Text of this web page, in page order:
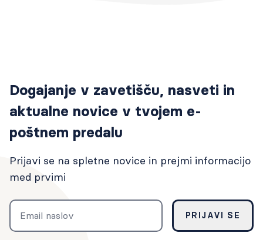
Dogajanje v zavetišču, nasveti in
aktualne novice v tvojem e-
poštnem predalu
Prijavi se na spletne novice in prejmi informacijo
med prvimi
Email
PRIJAVI SE